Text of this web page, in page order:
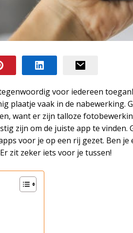
voor iedereen
plaatje vaak in de
want er zijn talloze
zijn om de juiste app te vinden.
voor je op een rij gezet. Ben
zit zeker iets voor je tussen!